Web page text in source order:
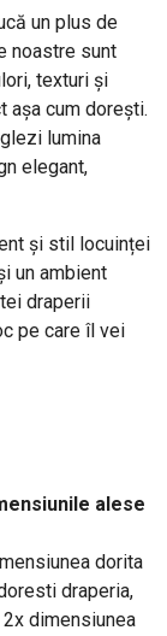
un plus de
noastre sunt
texturi și
cum dorești.
lumina
elegant,
și stil locuinței
un ambient
draperii
pe care îl vei
alese
dorita
draperia,
dimensiunea